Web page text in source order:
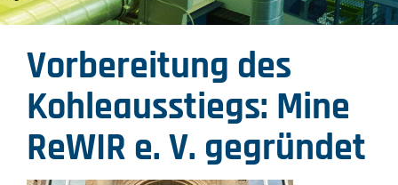
Vorbereitung des
Kohleausstiegs: Mine
ReWIR e. V. gegründet